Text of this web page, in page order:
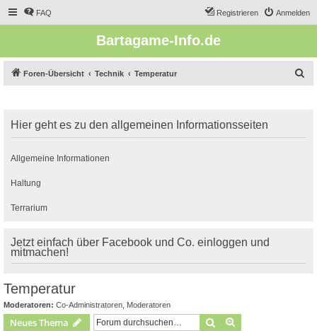
FAQ Anmelden
Registrieren
Bartagame-Info.de
Foren-Übersicht Technik Temperatur
e
Hier geht es zu den allgemeinen Informationsseiten
Allgemeine Informationen
Haltung
Terrarium
Jetzt einfach über Facebook und Co. einloggen und
mitmachen!
Temperatur
Moderatoren: Co-Administratoren Moderatoren
Neues Thema Suche